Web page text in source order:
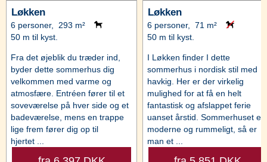
Løkken
6 personer, 293 m²
50 m til kyst.
Fra det øjeblik du træder ind,
byder dette sommerhus dig
velkommen med varme og
atmosfære. Entréen fører til et
soveværelse på hver side og et
badeværelse, mens en trappe
lige frem fører dig op til
hjertet ...
Løkken
6 personer, 71 m²
50 m til kyst.
I Løkken finder I dette
sommerhus i nordisk stil med
havkig. Her er der virkelig
mulighed for at få en helt
fantastisk og afslappet ferie
uanset årstid. Sommerhuset er
moderne og rummeligt, så er
man et ...